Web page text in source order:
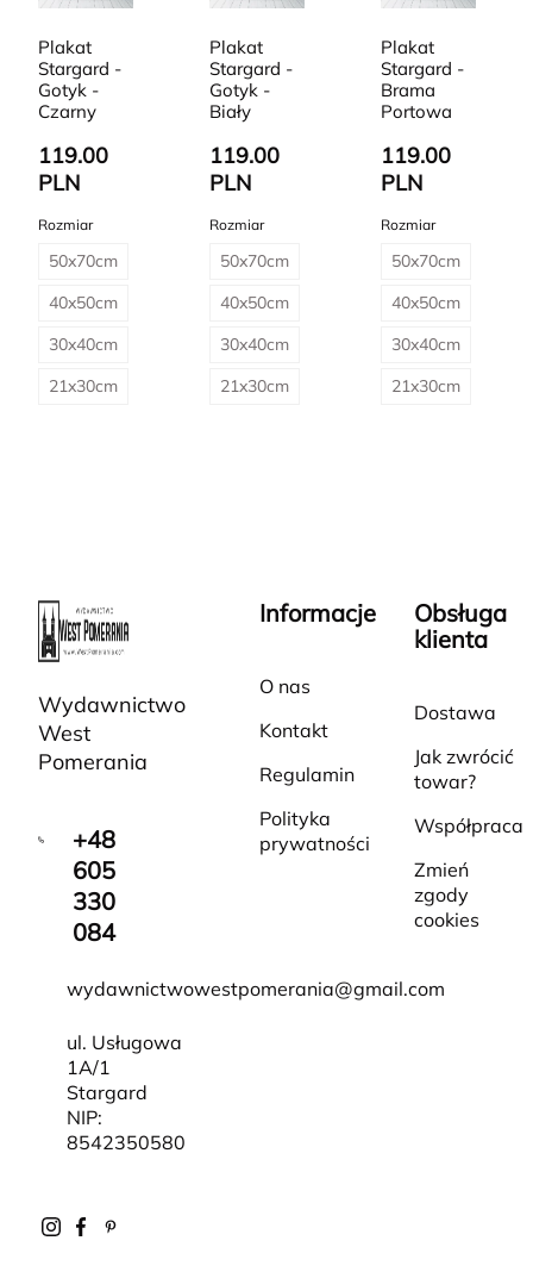
Plakat
Stargard -
Gotyk -
Czarny
119.00
PLN
Rozmiar
50x70cm
40x50cm
30x40cm
21x30cm
Plakat
Stargard -
Gotyk -
Biały
119.00
PLN
Rozmiar
50x70cm
40x50cm
30x40cm
21x30cm
Plakat
Stargard -
Brama
Portowa
119.00
PLN
Rozmiar
50x70cm
40x50cm
30x40cm
21x30cm
Wydawnictwo
West
Pomerania
+48
605
330
084
wydawnictwowestpomerania@gmail.com
ul. Usługowa
1A/1
Stargard
NIP:
8542350580
Informacje
O nas
Kontakt
Regulamin
Polityka
prywatności
Obsługa
klienta
Dostawa
Jak zwrócić
towar?
Współpraca
Zmień
zgody
cookies